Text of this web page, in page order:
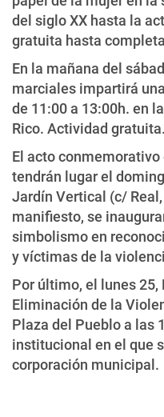
del siglo XX hasta la
gratuita hasta
En la mañana del
marciales impartirá
de 11:00 a 13:00h. en
Rico. Actividad gratuita.
El acto
tendrán lugar el
Jardín Vertical (c/
manifiesto, se
simbolismo en
y víctimas de la
Por último, el lunes
Eliminación de la
Plaza del Pueblo a las
institucional en el que
corporación municipal.